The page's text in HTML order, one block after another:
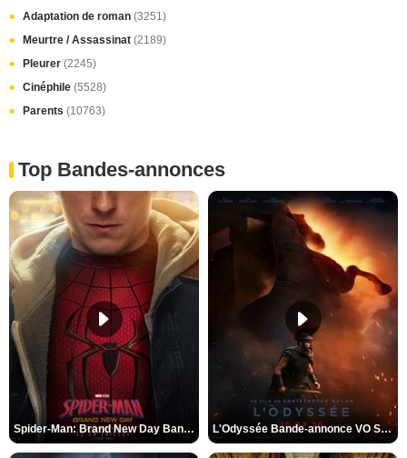
Adaptation de roman (3251)
Meurtre / Assassinat (2189)
Pleurer (2245)
Cinéphile (5528)
Parents (10763)
Top Bandes-annonces
Spider-Man: Brand New Day Bande-annonce VO STFR L'Odyssée Bande-annonce VO STFR